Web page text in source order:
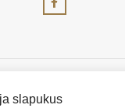
teisės saugomos |
slapukus